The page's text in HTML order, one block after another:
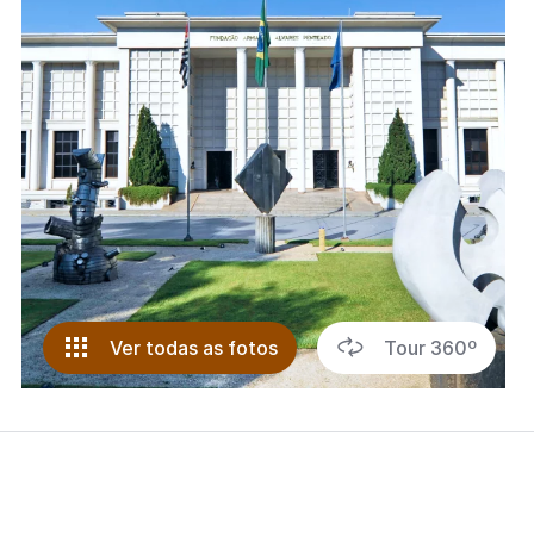
Ver todas as fotos Tour 360º